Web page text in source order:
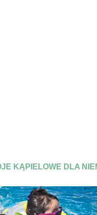
KĄPIELOWE DLA